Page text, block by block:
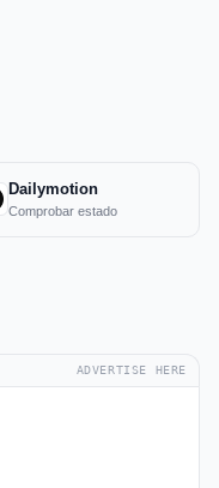
Dailymotion
Comprobar estado
ADVERTISE HERE